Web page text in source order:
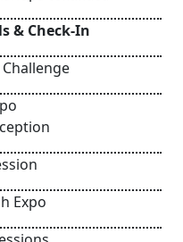
& Check-In
Expo